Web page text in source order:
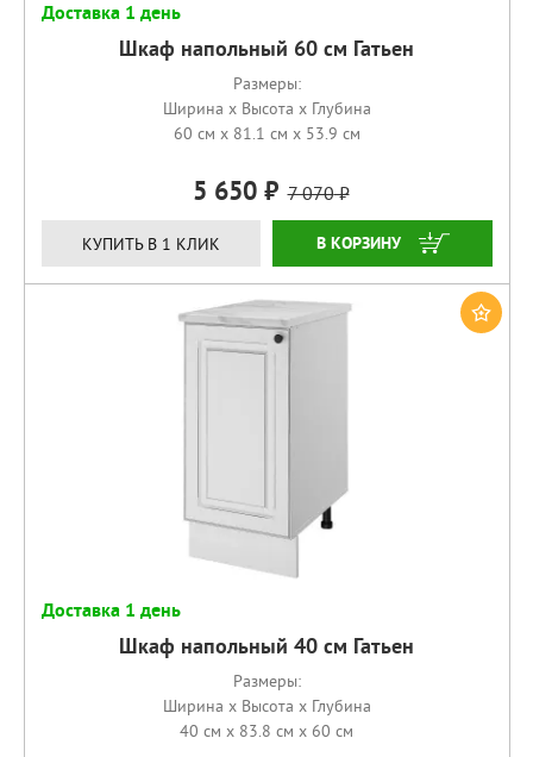
Доставка 1 день
Шкаф напольный 60 см Гатьен
Размеры:
Ширина x Высота x Глубина
60 см x 81.1 см x 53.9 см
5 650 7 070
КУПИТЬ В 1 КЛИК КУПИТЬ
Доставка 1 день
Шкаф напольный 40 см Гатьен
Размеры:
Ширина x Высота x Глубина
40 см x 83.8 см x 60 см